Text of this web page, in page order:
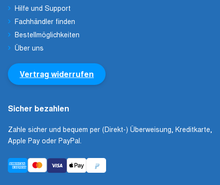
Hilfe und Support
Fachhändler finden
Bestellmöglichkeiten
Über uns
Vertrag widerrufen
Sicher bezahlen
Zahle sicher und bequem per (Direkt-) Überweisung, Kreditkarte,
Apple Pay oder PayPal.